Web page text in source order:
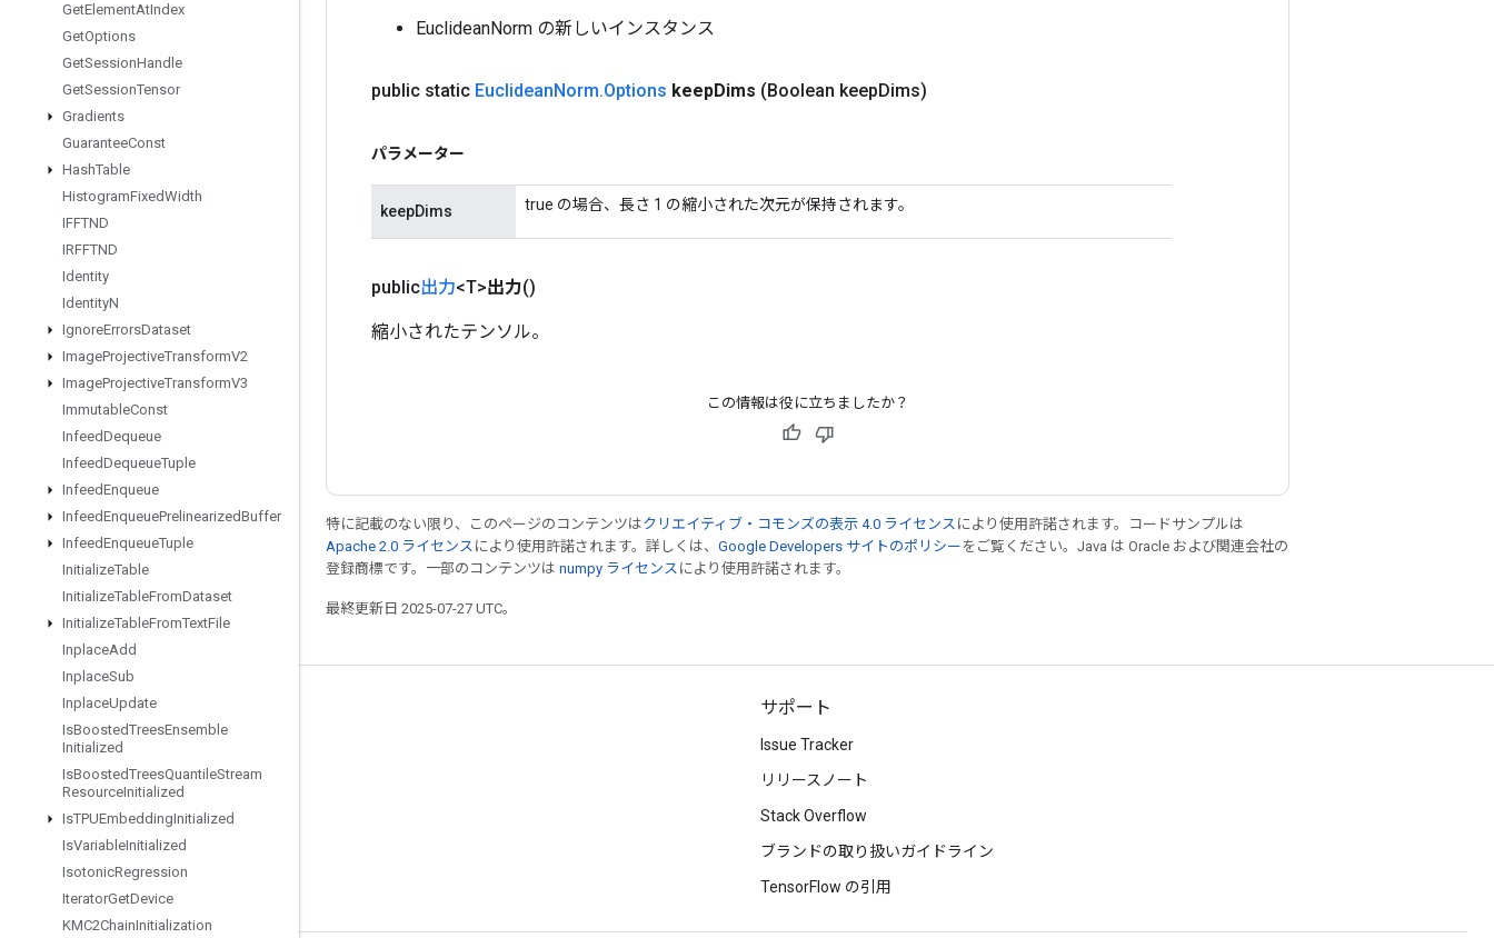
GetElementAtIndex
GetOptions
GetSessionHandle
GetSessionTensor
Gradients
GuaranteeConst
HashTable
HistogramFixedWidth
IFFTND
IRFFTND
Identity
IdentityN
IgnoreErrorsDataset
ImageProjectiveTransformV2
ImageProjectiveTransformV3
ImmutableConst
InfeedDequeue
InfeedDequeueTuple
InfeedEnqueue
InfeedEnqueuePrelinearizedBuffer
InfeedEnqueueTuple
InitializeTable
InitializeTableFromDataset
InitializeTableFromTextFile
InplaceAdd
InplaceSub
InplaceUpdate
IsBoostedTreesEnsemble
Initialized
IsBoostedTreesQuantileStream
ResourceInitialized
IsTPUEmbeddingInitialized
IsVariableInitialized
IsotonicRegression
IteratorGetDevice
KMC2ChainInitialization
EuclideanNorm の新しいインスタンス
public static EuclideanNorm.Options keepDims (Boolean keepDims)
パラメーター
keepDims true の場合、長さ 1 の縮小された次元が保持されます。
public出力<T>出力()
縮小されたテンソル。
この情報は役に立ちましたか？
特に記載のない限り、このページのコンテンツはクリエイティブ・コモンズの表示 4.0 ライセンス により使用許諾されます。コードサンプルは
Apache 2.0 ライセンス により使用許諾されます。詳しくは、 Google Developers サイトのポリシー をご覧ください。Java は Oracle および関連会社の
登録商標です。一部のコンテンツは numpy ライセンス により使用許諾されます。
最終更新日 2025-07-27 UTC。
つながる
ブログ
フォーラム
GitHub
Twitter
サポート
Issue Tracker
リリースノート
Stack Overflow
ブランドの取り扱いガイドライン
TensorFlow の引用